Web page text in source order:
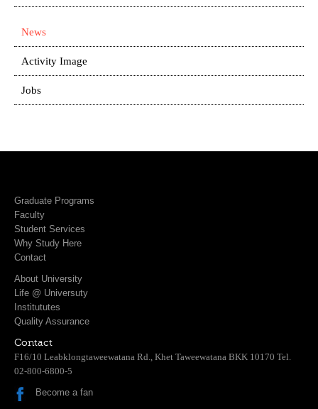
News
Activity Image
Jobs
Graduate Programs
Faculty
Student Services
Why Study Here
Contact
About University
Life @ Universuty
Institututes
Quality Assurance
Contact
F16/10 Leabklongtaweewatana Rd., Khet Taweewatana BKK 10170 Tel.
02-800-6800-5
Become a fan